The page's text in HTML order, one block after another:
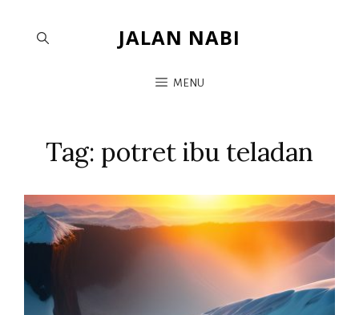
JALAN NABI
MENU
Tag: potret ibu teladan